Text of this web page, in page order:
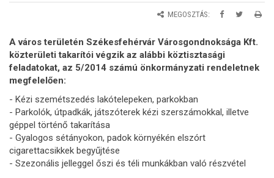
MEGOSZTÁS:
A város területén Székesfehérvár Városgondnoksága Kft.
közterületi takarítói végzik az alábbi köztisztasági
feladatokat, az 5/2014 számú önkormányzati rendeletnek
megfelelően:
- Kézi szemétszedés lakótelepeken, parkokban
- Parkolók, útpadkák, játszóterek kézi szerszámokkal, illetve
géppel történő takarítása
- Gyalogos sétányokon, padok környékén elszórt
cigarettacsikkek begyűjtése
- Szezonális jelleggel őszi és téli munkákban való részvétel